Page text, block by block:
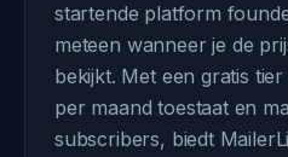
startende platform
meteen wanneer je de
bekijkt. Met een gratis
per maand toestaat en
subscribers, biedt